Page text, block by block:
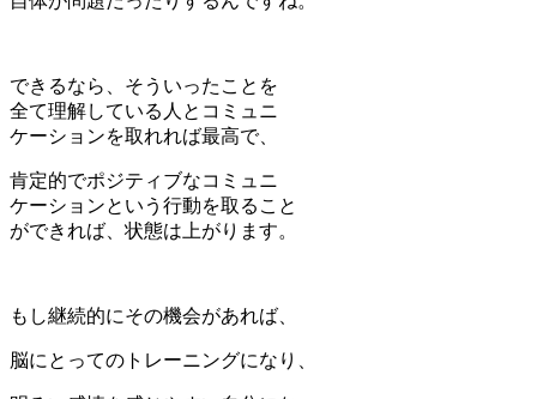
できるなら、そういったことを
全て理解している人とコミュニ
ケーションを取れれば最高で、
肯定的でポジティブなコミュニ
ケーションという行動を取ること
ができれば、状態は上がります。
もし継続的にその機会があれば、
脳にとってのトレーニングになり、